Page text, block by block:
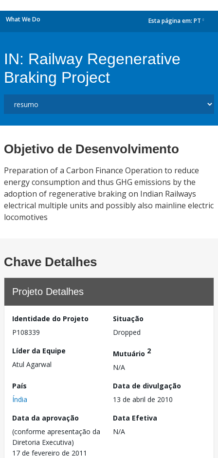
What We Do Esta página em: PT
IN: Railway Regenerative
Braking Project
Objetivo de Desenvolvimento
Preparation of a Carbon Finance Operation to reduce
energy consumption and thus GHG emissions by the
adoption of regenerative braking on Indian Railways
electrical multiple units and possibly also mainline electric
locomotives
Chave Detalhes
Projeto Detalhes
Identidade do Projeto
P108339
Situação
Dropped
Líder da Equipe
Atul Agarwal
Mutuário 2
N/A
País
Índia
Data de divulgação
13 de abril de 2010
Data da aprovação
(conforme apresentação da
Diretoria Executiva)
17 de fevereiro de 2011
Data Efetiva
N/A